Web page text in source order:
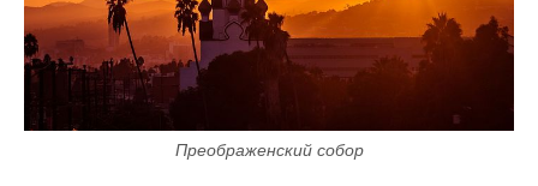
Преображенский собор